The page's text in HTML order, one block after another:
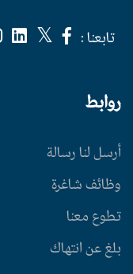
تابعنا :
روابط
أرسل لنا رسالة
وظائف شاغرة
تطوع معنا
بلغ عن انتهاك